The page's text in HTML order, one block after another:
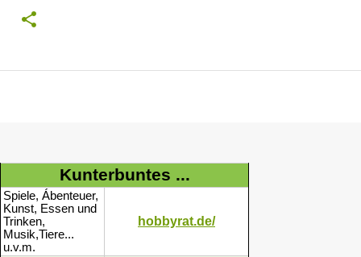
Kunterbuntes ...
Spiele, Ábenteuer,
Kunst, Essen und
Trinken,
Musik,Tiere...
u.v.m.
hobbyrat.de/